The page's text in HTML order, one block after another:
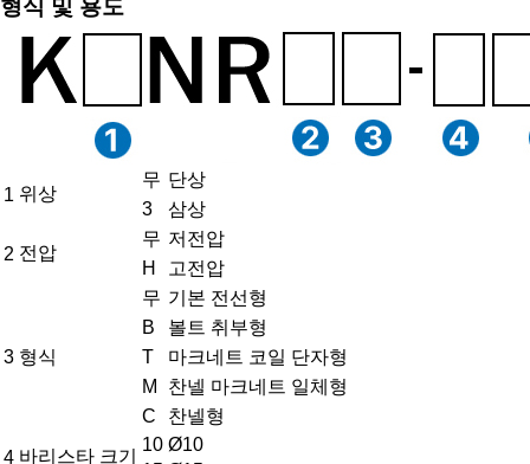
형식 및 용도
1 위상
무 단상
3
삼상
2 전압
무 저전압
H
고전압
3 형식
무 기본 전선형
B
볼트 취부형
T
마크네트 코일 단자형
M
찬넬 마크네트 일체형
C
찬넬형
4 바리스타 크기
10 Ø10